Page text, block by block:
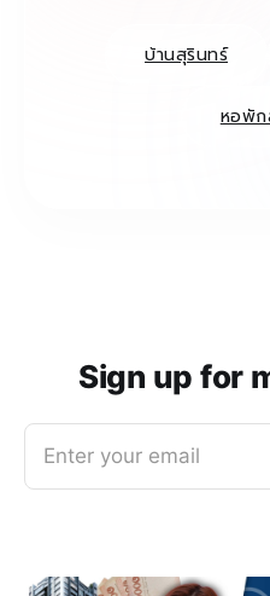
บ้านสุรินทร์
หอพัก
Sign up for
Enter your email